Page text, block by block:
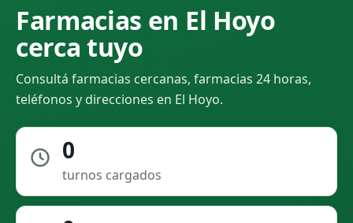
Farmacias en El Hoyo
cerca tuyo
Consultá farmacias cercanas, farmacias 24 horas,
teléfonos y direcciones en El Hoyo.
0
turnos cargados